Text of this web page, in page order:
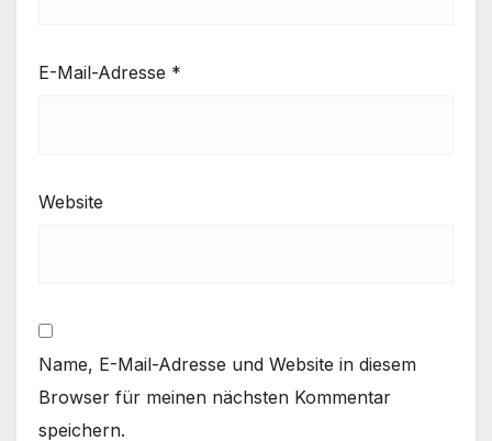
E-Mail-Adresse *
Website
Name, E-Mail-Adresse und Website in diesem
Browser für meinen nächsten Kommentar
speichern.